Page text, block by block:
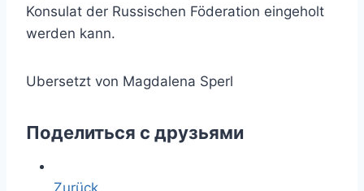
Konsulat der Russischen Föderation eingeholt
werden kann.
Ubersetzt von Magdalena Sperl
Поделиться с друзьями
Zurück